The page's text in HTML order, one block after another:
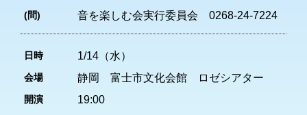
(問) 音を楽しむ会実行委員会 0268-24-7224
日時 1/14（水）
会場 静岡 富士市文化会館 ロゼシアター
開演 19:00